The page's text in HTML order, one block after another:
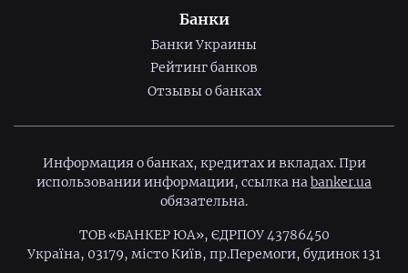
Банки
Банки Украины
Рейтинг банков
Отзывы о банках
Информация о банках, кредитах и вкладах. При
использовании информации, ссылка наbanker.ua
обязательна.
ТОВ «БАНКЕР ЮА», ЄДРПОУ 43786450
Україна, 03179, місто Київ, пр.Перемоги, будинок 131